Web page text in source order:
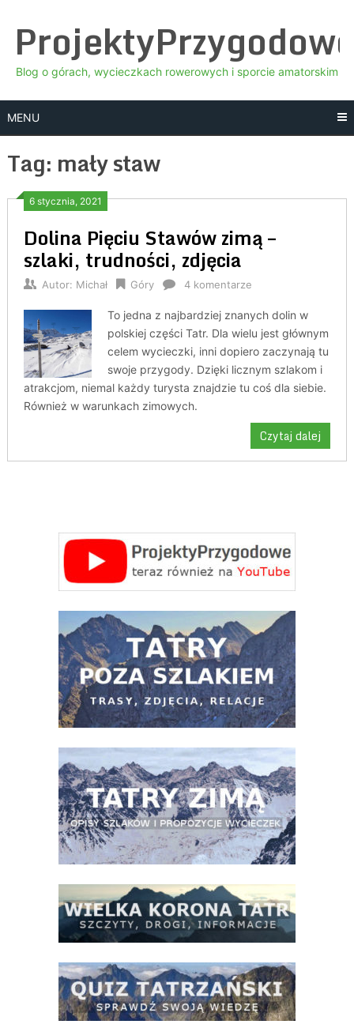
content
Blog o górach, wycieczkach rowerowych i sporcie amatorskim
MENU
Tag: mały staw
6 stycznia, 2021
Dolina Pięciu Stawów zimą –
szlaki, trudności, zdjęcia
Autor: Michał Góry 4 komentarze
To jedna z najbardziej znanych dolin w
polskiej części Tatr. Dla wielu jest głównym
celem wycieczki, inni dopiero zaczynają tu
swoje przygody. Dzięki licznym szlakom i
atrakcjom, niemal każdy turysta znajdzie tu coś dla siebie.
Również w warunkach zimowych.
Czytaj dalej